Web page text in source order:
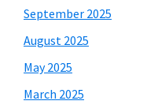
September 2025
August 2025
May 2025
March 2025